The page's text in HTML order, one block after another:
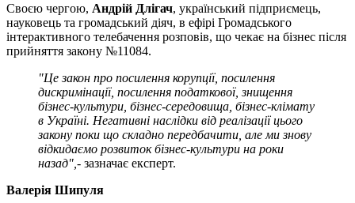
Своєю чергою, Андрій Длігач, український підприємець,
науковець та громадський діяч, в ефірі Громадського
інтерактивного телебачення розповів, що чекає на бізнес після
прийняття закону №11084.
"Це закон про посилення корупції, посилення
дискримінації, посилення податкової, знищення
бізнес-культури, бізнес-середовища, бізнес-клімату
в Україні. Негативні наслідки від реалізації цього
закону поки що складно передбачити, але ми знову
відкидаємо розвиток бізнес-культури на роки
назад", - зазначає експерт.
Валерія Шипуля